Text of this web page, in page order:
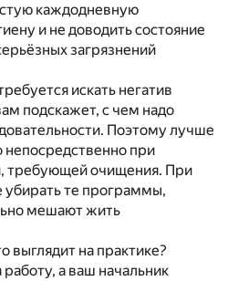
каждодневную
и не доводить состояние
загрязнений
искать негатив
подскажет, с чем надо
Поэтому лучше
при
требующей очищения. При
убирать те программы,
мешают жить
выглядит на практике?
а ваш начальник